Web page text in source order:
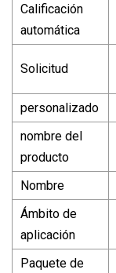
Calificación
automática
Solicitud
personalizado
nombre del
producto
Nombre
Ámbito de
aplicación
Paquete de